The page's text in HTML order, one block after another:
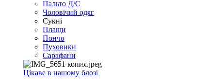
Пальто Д/С
Чоловічий одяг
Сукні
Плащи
Пончо
Пуховики
Сарафани
Цікаве в нашому блозі